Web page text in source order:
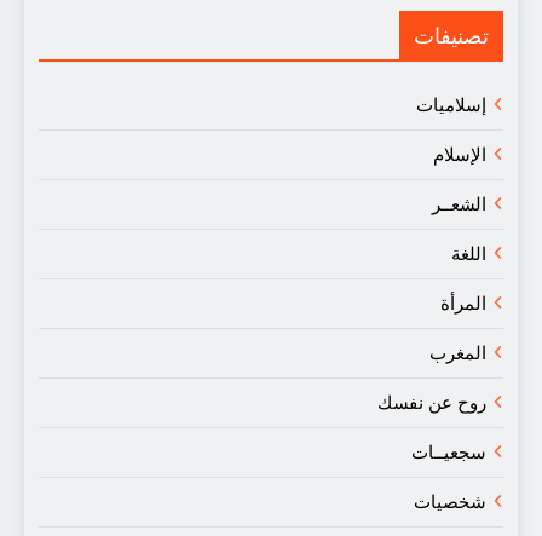
النقد
تصنيفات
إسلاميات
الإسلام
الشعــر
اللغة
المرأة
المغرب
روح عن نفسك
سجعيــات
شخصيات